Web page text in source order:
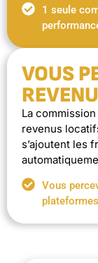
1 seule
VOUS
La
revenus
s’ajoutent les
Vous
plateformes